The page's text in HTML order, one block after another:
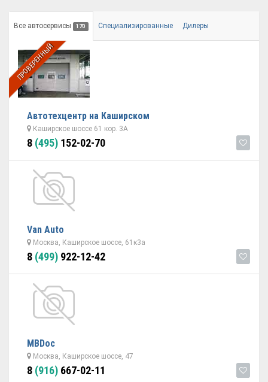
Все автосервисы 170 Специализированные Дилеры
ПРОВЕРЕННЫЙ
Автотехцентр на Каширском
Каширское шоссе 61 кор. 3А
8 (495) 152-02-70
Van Auto
Москва, Каширское шоссе, 61к3а
8 (499) 922-12-42
MBDoc
Москва, Каширское шоссе, 47
8 (916) 667-02-11